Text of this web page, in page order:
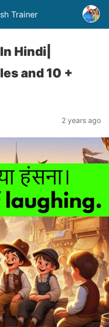
Trainer
Hindi|
and 10 +
2 years ago